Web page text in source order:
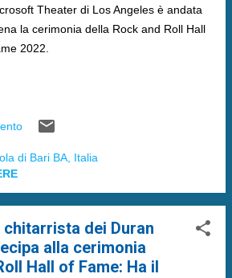
Theater di Los Angeles è andata
la cerimonia della Rock and Roll Hall
2022.
di Bari BA, Italia
chitarrista dei Duran
alla cerimonia
Hall of Fame: Ha il